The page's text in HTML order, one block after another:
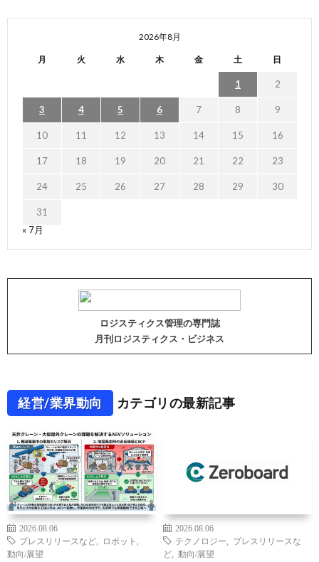
2026年8月
月 火 水 木 金 土 日
1 2
3 4 5 6 7 8 9
10 11 12 13 14 15 16
17 18 19 20 21 22 23
24 25 26 27 28 29 30
31
« 7月
ロジスティクス管理の専門誌
月刊ロジスティクス・ビジネス
経営/業界動向 カテゴリの最新記事
2026.08.06
プレスリリースなど
ロボット
動向/展望
2026.08.06
テクノロジー
プレスリリースな
ど
動向/展望